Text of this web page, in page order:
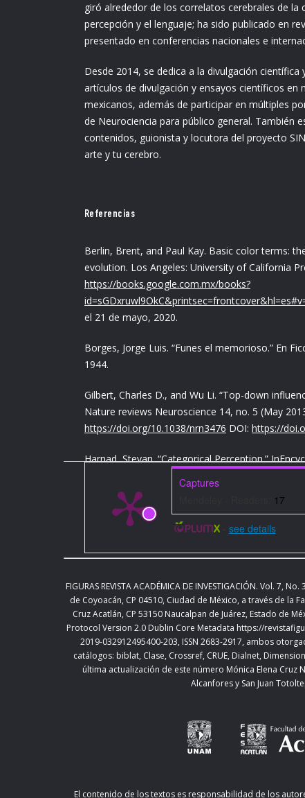
giró alrededor de los correlatos cerebrales de la
percepción y el lenguaje; ha sido publicado en
presentado en conferencias nacionales e
Desde 2014, se dedica a la divulgación científica
artículos de divulgación y ensayos científicos en
mexicanos, además de participar en múltiples
de Neurociencia para público general. También
contenidos, guionista y locutora del proyecto
arte y tu cerebro.
Referencias
Berlin, Brent, and Paul Kay. Basic color terms:
evolution. Los Angeles: University of California
https://books.google.com.mx/books?
el 21 de mayo, 2020.
Borges, Jorge Luis. “Funes el memorioso.” En
1944.
Gilbert, Charles D., and Wu Li. “Top-down
Nature reviews Neuroscience 14, no. 5 (May
https://doi.org/10.1038/nrn3476 DOI: https://
Harnad, Stevan. “Categorical Perception.”
https://doi.org/10.1002/0470018860.s00490
2020. DOI:https://doi.org/10.1002/
Handbook of categorization in cognitive science,
Revisado el 21 de mayo, 2020. DOI:https://
101107-2.00002-6
Kay, Paul, and Willett Kempton. “What Is the
American Anthropologist 86, no. 1 ( March
https://doi.org/10.1525/aa.1984.86.1.02a00050
https://doi.org/10.1525/
terminologies in the International Polar Year
Geographer / Le Géographe canadien 55, no. 1
Captures
17
- see details
FIGURAS REVISTA ACADÉMICA DE INVESTIGACIÓN. Vol. 7, No.
de Coyoacán, CP 04510, Ciudad de México, a través de la
Cruz Acatlán, CP 53150 Naucalpan de Juárez, Estado de
Protocol Version 2.0 Dublin Core Metadata https://
2019-032912495400-203, ISSN 2683-2917, ambos
catálogos: biblat, Clase, Crossref, CRUE, Dialnet,
última actualización de este número Mónica Elena Cruz
Alcanfores y San Juan
El contenido de los textos es responsabilidad de los